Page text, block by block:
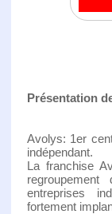
Présentation
Avolys: 1er
indépendant.
La franchise
entreprises
fortement